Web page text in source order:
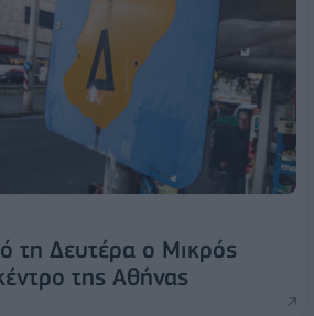
τη Δευτέρα ο Μικρός
της Αθήνας